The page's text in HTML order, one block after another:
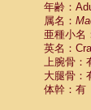
年齢：
属名：
亜種小名
英名：
上腕骨：
大腿骨：
体幹：有